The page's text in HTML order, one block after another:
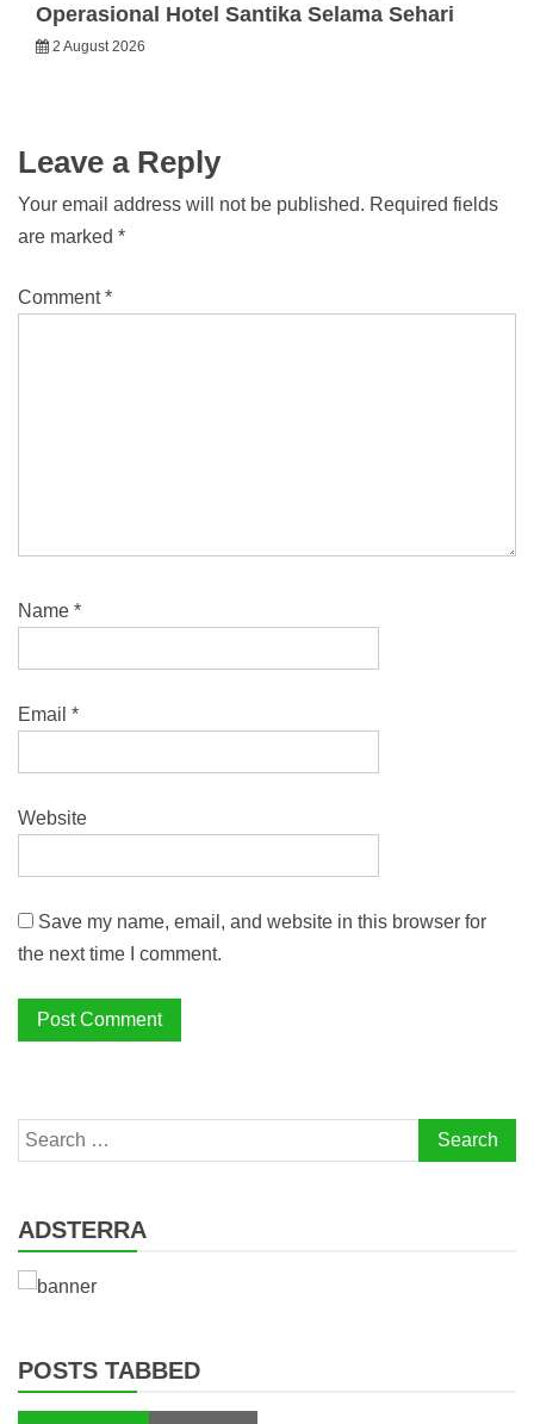
Operasional Hotel Santika Selama Sehari
2 August 2026
Leave a Reply
Your email address will not be published. Required fields
are marked *
Comment*
Name *
Email *
Website
Save my name, email, and website in this browser for
the next time I comment.
Search
for:
ADSTERRA
POSTS TABBED